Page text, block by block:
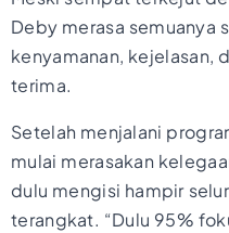
Deby merasa semuanya
kenyamanan, kejelasan,
terima.
Setelah menjalani
mulai merasakan
dulu mengisi hampir
terangkat. “Dulu 95%